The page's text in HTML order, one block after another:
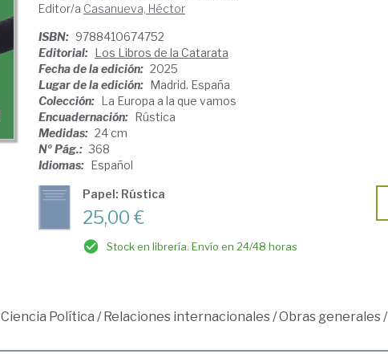
Editor/a Casanueva, Héctor
ISBN: 9788410674752
Editorial: Los Libros de la Catarata
Fecha de la edición: 2025
Lugar de la edición: Madrid. España
Colección: La Europa a la que vamos
Encuadernación: Rústica
Medidas: 24 cm
Nº Pág.: 368
Idiomas: Español
Papel: Rústica
25,00 €
Stock en librería. Envío en 24/48 horas
Ciencia Política /Relaciones internacionales/Obras generales/